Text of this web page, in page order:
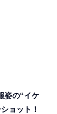
姿の“イケ
ョット！